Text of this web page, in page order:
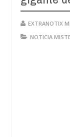
EXTRANOTIX
NOTICIA